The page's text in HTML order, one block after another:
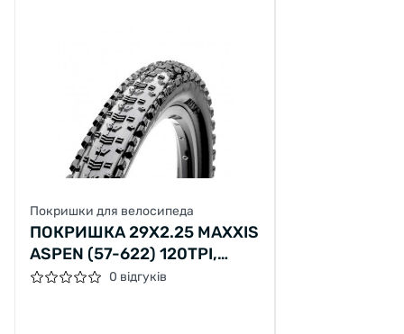
Покришки для велосипеда
ПОКРИШКА 29Х2.25 MAXXIS
ASPEN (57-622) 120TPI,
FOLDABLE, EXO/TR, ЧОРНА
0 відгуків